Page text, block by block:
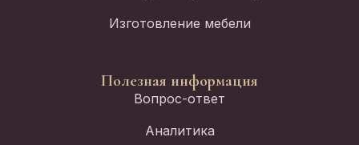
Изготовление мебели
Полезная информация
Вопрос-ответ
Аналитика